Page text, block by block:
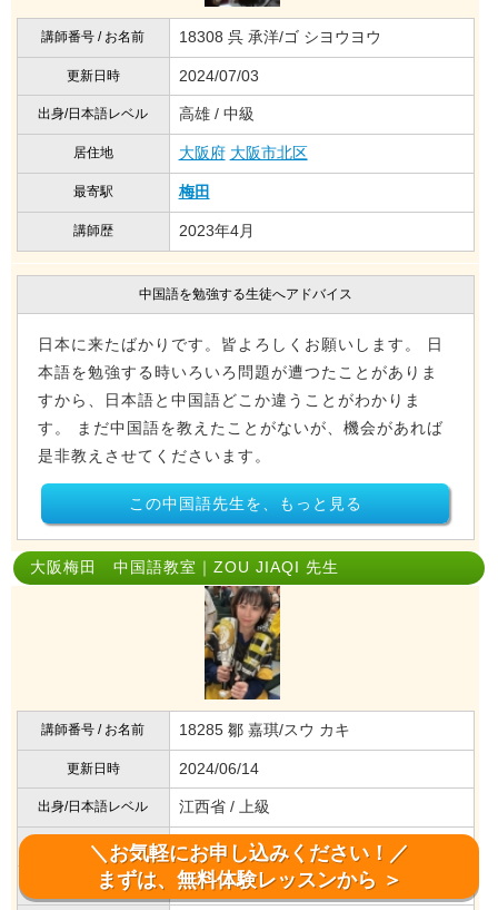
講師番号 / お名前 18308 呉 承洋/ゴ シヨウヨウ
更新日時 2024/07/03
出身/日本語レベル 高雄 / 中級
居住地 大阪府 大阪市北区
最寄駅 梅田
講師歴 2023年4月
中国語を勉強する生徒へアドバイス
日本に来たばかりです。皆よろしくお願いします。 日
本語を勉強する時いろいろ問題が遭つたことがありま
すから、日本語と中国語どこか違うことがわかりま
す。 まだ中国語を教えたことがないが、機会があれば
是非教えさせてくださいます。
この中国語先生を、もっと見る
大阪梅田 中国語教室｜ZOU JIAQI 先生
講師番号 / お名前 18285 鄒 嘉琪/スウ カキ
更新日時 2024/06/14
出身/日本語レベル 江西省 / 上級
居住地 大阪府 大阪市平野区
最寄駅 平野
＼お気軽にお申し込みください！／
まずは、無料体験レッスンから ＞